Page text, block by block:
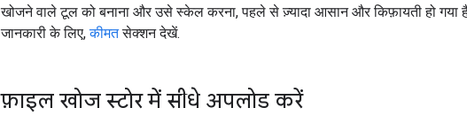
खोजने वाले टूल को बनाना और उसे स्केल करना, पहले से ज़्यादा आसान और किफ़ायती हो गया
जानकारी के लिए,कीमतसेक्शन देखें.
फ़ाइल खोज स्टोर में सीधे अपलोड करें